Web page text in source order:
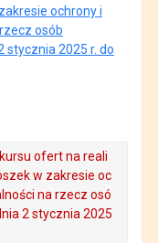
ochrony i
osób
stycznia 2025 r. do
ofert na reali
w zakresie oc
na rzecz osó
2 stycznia 2025